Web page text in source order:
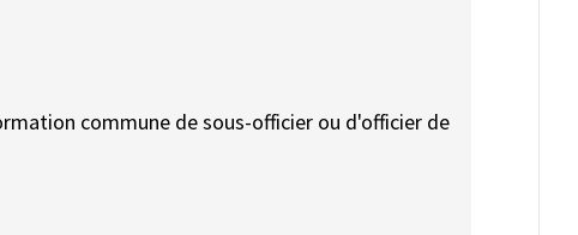
commune de sous-officier ou d'officier de